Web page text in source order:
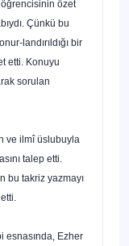
özet
Çünkü bu
landırıldığı bir
etti. Konuyu
sorulan
ve ilmî üslu­buyla
talep etti.
bu takriz yazmayı
esnasında, Ezher